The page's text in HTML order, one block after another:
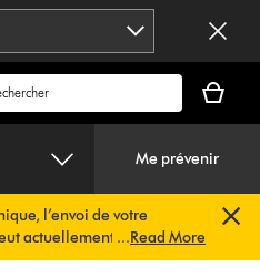
panier
est
Me prévenir
l’envoi de votre
actuellement être
à une solution rapide.Vous
...Read More